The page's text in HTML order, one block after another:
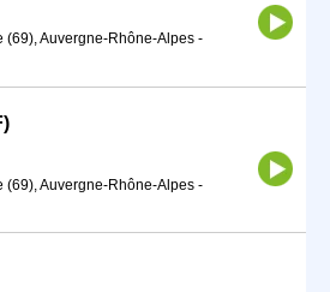
(69), Auvergne-Rhône-Alpes -
(69), Auvergne-Rhône-Alpes -